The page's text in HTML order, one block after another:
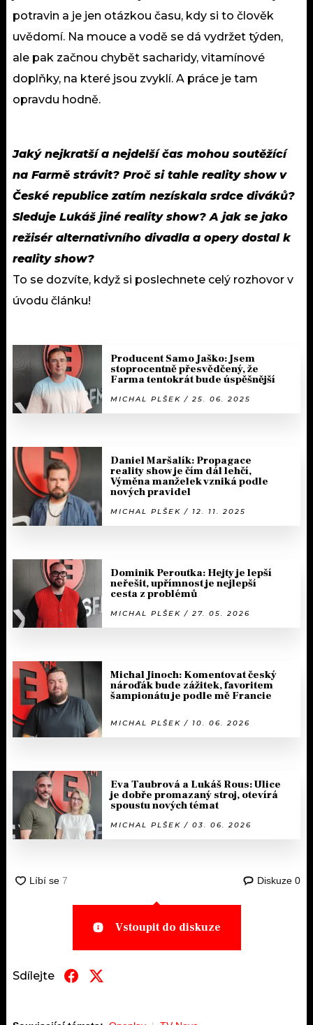
potravin a je jen otázkou času, kdy si to člověk
uvědomí. Na mouce a vodě se dá vydržet týden,
ale pak začnou chybět sacharidy, vitamínové
doplňky, na které jsou zvyklí. A práce je tam
opravdu hodně.
Jaký nejkratší a nejdelší čas mohou soutěžící
na Farmě strávit? Proč si tahle reality show v
České republice zatím nezískala srdce diváků?
Sleduje Lukáš jiné reality show? A jak se jako
režisér alternativního divadla a opery dostal k
reality show?
To se dozvíte, když si poslechnete celý rozhovor v
úvodu článku!
Producent Samo Jaško: Jsem
stoprocentně přesvědčený, že
Farma tentokrát bude úspěšnější
MICHAL PLŠEK / 25. 06. 2025
Daniel Maršalík: Propagace
reality show je čím dál lehčí,
Výměna manželek vzniká podle
nových pravidel
MICHAL PLŠEK / 12. 11. 2025
Dominik Peroutka: Hejty je lepší
neřešit, upřímnost je nejlepší
cesta z problémů
MICHAL PLŠEK / 27. 05. 2026
Michal Jinoch: Komentovat český
nároďák bude zážitek, favoritem
šampionátu je podle mě Francie
MICHAL PLŠEK / 10. 06. 2026
Eva Taubrová a Lukáš Rous: Ulice
je dobře promazaný stroj, otevírá
spoustu nových témat
MICHAL PLŠEK / 03. 06. 2026
Diskuze 0
Vstoupit do diskuze
Sdílejte